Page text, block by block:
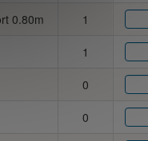
0.80m 1
1
0
0